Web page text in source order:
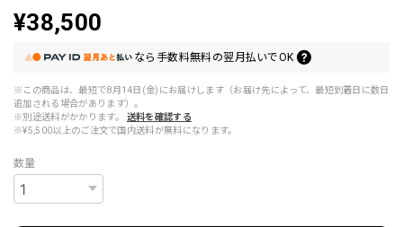
¥38,500
なら 手数料無料の翌月払いでOK
※この商品は、最短で8月14日(金)にお届けします（お届け先によって、最短到着日に数日
追加される場合があります）。
※別途送料がかかります。
送料を確認する
※¥5,500以上のご注文で国内送料が無料になります。
数量